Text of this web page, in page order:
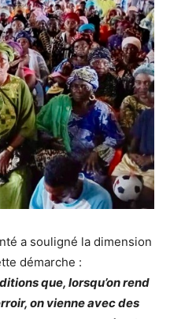
a souligné la dimension
démarche :
que, lorsqu’on rend
on vienne avec des